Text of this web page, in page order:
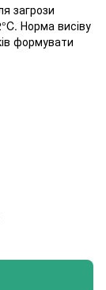
загрози
Норма висіву
формувати